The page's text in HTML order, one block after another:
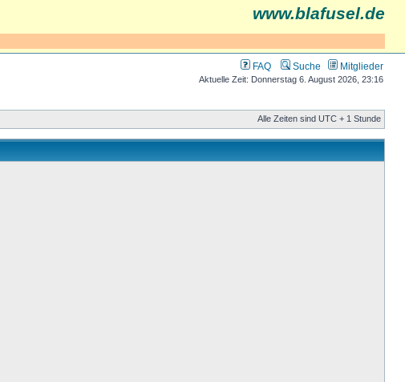
www.blafusel.de
FAQ Suche Mitglieder
Aktuelle Zeit: Donnerstag 6. August 2026, 23:16
Alle Zeiten sind UTC + 1 Stunde